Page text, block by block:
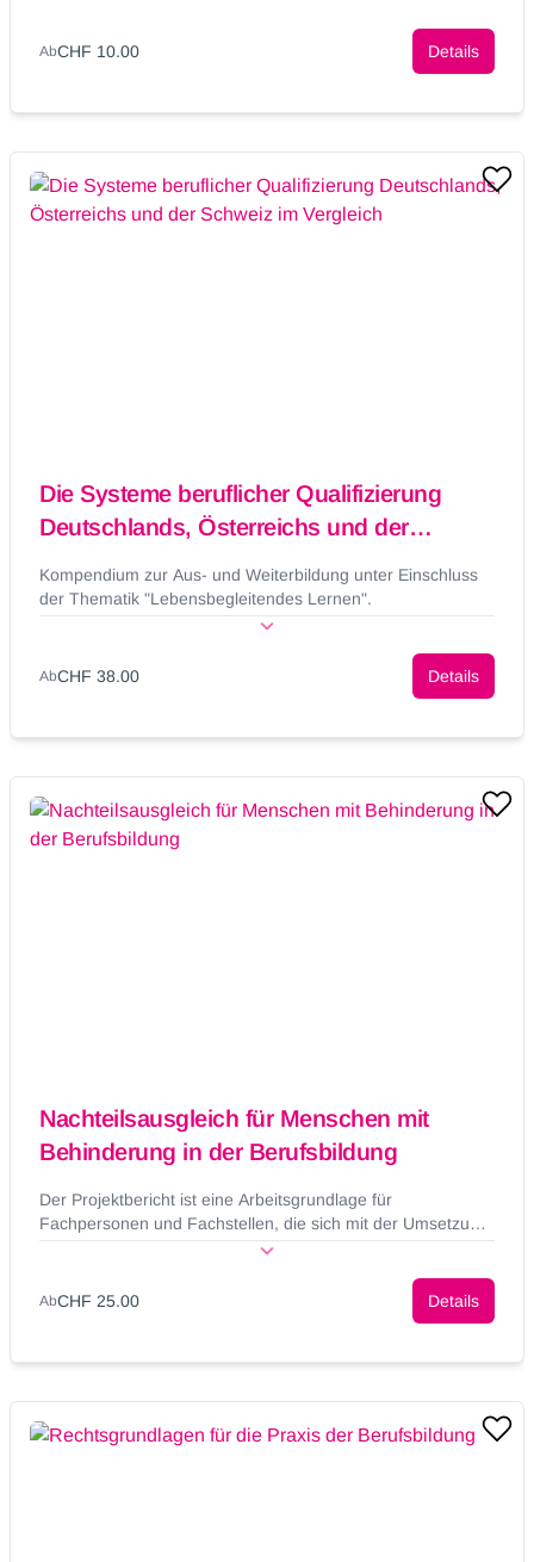
AbCHF 10.00 Details
Die Systeme beruflicher Qualifizierung
Deutschlands, Österreichs und der
Kompendium zur Aus- und Weiterbildung unter Einschluss
der Thematik "Lebensbegleitendes Lernen".
AbCHF 38.00 Details
Nachteilsausgleich für Menschen mit
Behinderung in der Berufsbildung
Der Projektbericht ist eine Arbeitsgrundlage für
Fachpersonen und Fachstellen, die sich mit der Umsetzung
von Nachteilsausgleichsmassnahmen im
befassen.
AbCHF 25.00 Details